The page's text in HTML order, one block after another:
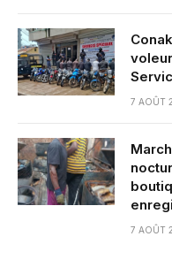
7 AOÛT
7 AOÛT